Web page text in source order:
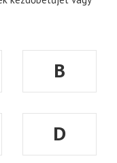
B
D